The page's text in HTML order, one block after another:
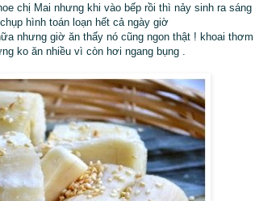
chị Mai nhưng khi vào bếp rồi thì nảy sinh ra sáng
hình toán loạn hết cả ngày giờ
nhưng giờ ăn thấy nó cũng ngon thật ! khoai thơm
ko ăn nhiều vì còn hơi ngang bụng .